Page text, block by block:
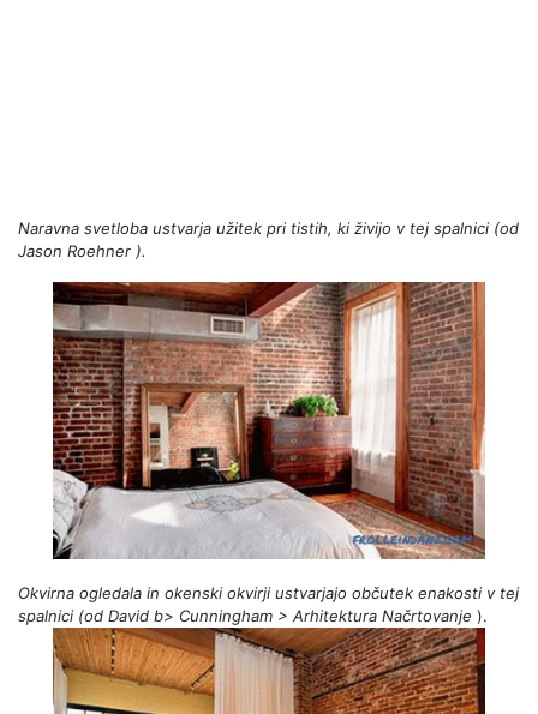
Naravna svetloba ustvarja užitek pri tistih, ki živijo v tej spalnici (od
Jason Roehner ).
Okvirna ogledala in okenski okvirji ustvarjajo občutek enakosti v tej
spalnici (od David b> Cunningham > Arhitektura Načrtovanje ).